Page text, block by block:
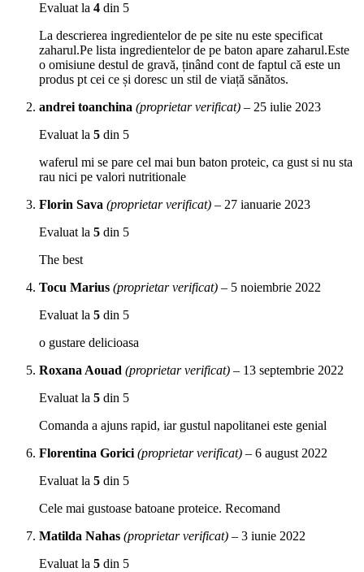
Evaluat la 4 din 5
La descrierea ingredientelor de pe site nu este specificat
zaharul.Pe lista ingredientelor de pe baton apare zaharul.Este
o omisiune destul de gravă, ținând cont de faptul că este un
produs pt cei ce și doresc un stil de viață sănătos.
andrei toanchina (proprietar verificat) – 25 iulie 2023
Evaluat la 5 din 5
waferul mi se pare cel mai bun baton proteic, ca gust si nu sta
rau nici pe valori nutritionale
Florin Sava (proprietar verificat) – 27 ianuarie 2023
Evaluat la 5 din 5
The best
Tocu Marius (proprietar verificat) – 5 noiembrie 2022
Evaluat la 5 din 5
o gustare delicioasa
Roxana Aouad (proprietar verificat) – 13 septembrie 2022
Evaluat la 5 din 5
Comanda a ajuns rapid, iar gustul napolitanei este genial
Florentina Gorici(proprietar verificat) – 6 august 2022
Evaluat la 5 din 5
Cele mai gustoase batoane proteice. Recomand
Matilda Nahas (proprietar verificat) – 3 iunie 2022
Evaluat la 5 din 5